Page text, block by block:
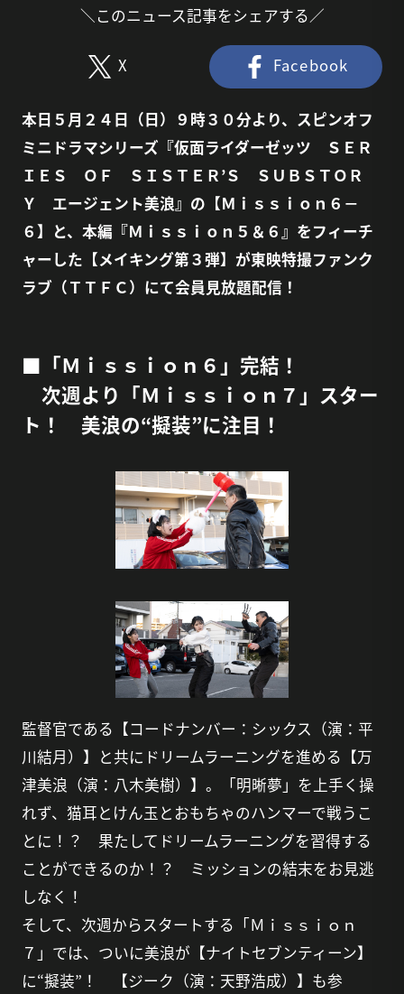
＼このニュース記事をシェアする／
X Facebook
本日５月２４日（日）９時３０分より、スピンオフ
ミニドラマシリーズ『仮面ライダーゼッツ ＳＥＲ
ＩＥＳ ＯＦ ＳＩＳＴＥＲ’Ｓ ＳＵＢＳＴＯＲ
Ｙ エージェント美浪』の【Ｍｉｓｓｉｏｎ６－
６】と、本編『Ｍｉｓｓｉｏｎ５＆６』をフィーチ
ャーした【メイキング第３弾】が東映特撮ファンク
ラブ（ＴＴＦＣ）にて会員見放題配信！
■「Ｍｉｓｓｉｏｎ６」完結！
次週より「Ｍｉｓｓｉｏｎ７」スター
ト！ 美浪の“擬装”に注目！
監督官である【コードナンバー：シックス（演：平
川結月）】と共にドリームラーニングを進める【万
津美浪（演：八木美樹）】。「明晰夢」を上手く操
れず、猫耳とけん玉とおもちゃのハンマーで戦うこ
とに！？ 果たしてドリームラーニングを習得する
ことができるのか！？ ミッションの結末をお見逃
しなく！
そして、次週からスタートする「Ｍｉｓｓｉｏｎ
７」では、ついに美浪が【ナイトセブンティーン】
に“擬装”！ 【ジーク（演：天野浩成）】も参